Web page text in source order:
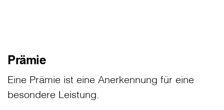
Prämie
Eine Prämie ist eine Anerkennung für eine
besondere Leistung.